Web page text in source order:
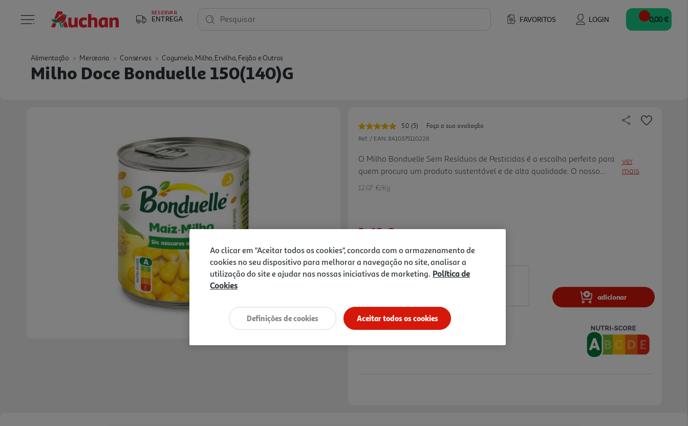
RESERVAR
ENTREGA FAVORITOS LOGIN
Pesquisar 0,00 €
Alimentação Mercearia Conservas Cogumelo, Milho, Ervilha, Feijão e Outros
Milho Doce Bonduelle 150(140)g
5.0 Leu
5
Link
para
a
(5)
Faça a sua avaliação
Ref. / EAN: 8410375110228
O Milho Bonduelle Sem Resíduos de Pesticidas é a escolha perfeita para
quem procura um produto sustentável e de alta qualidade. O nosso
milho é cultivado usando técnicas avançadas de ecoagricultura. Além
ver
mais
12.07 €/Kg
1,69 €
Notas de preparação
adicionar
Ao clicar em "Aceitar todos os cookies", concorda com o armazenamento de
cookies no seu dispositivo para melhorar a navegação no site, analisar a
utilização do site e ajudar nas nossas iniciativas de marketing. Política de
Cookies
Aceitar todos os cookies
Definições de cookies